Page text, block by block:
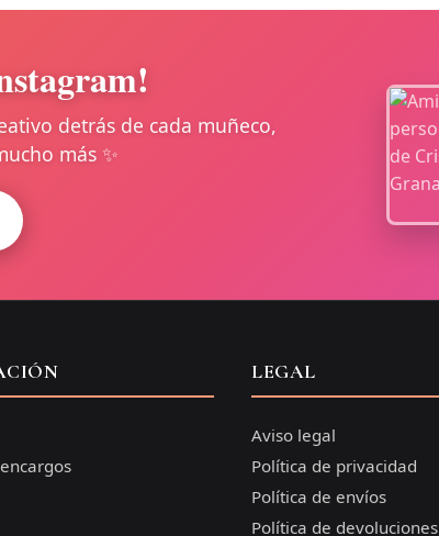
detrás de cada muñeco,
más ✨
LEGAL
Aviso legal
Política de privacidad
Política de envíos
Política de devoluciones